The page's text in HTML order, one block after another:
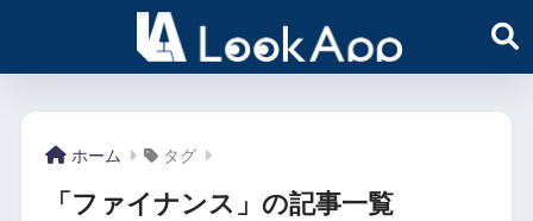
ホーム タグ
「ファイナンス」の記事一覧